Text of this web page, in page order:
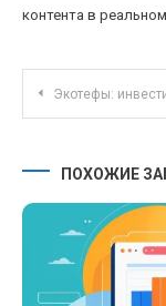
контента в
Экотефы: инвестиции в устойчивое будущее через
ПОХОЖИЕ